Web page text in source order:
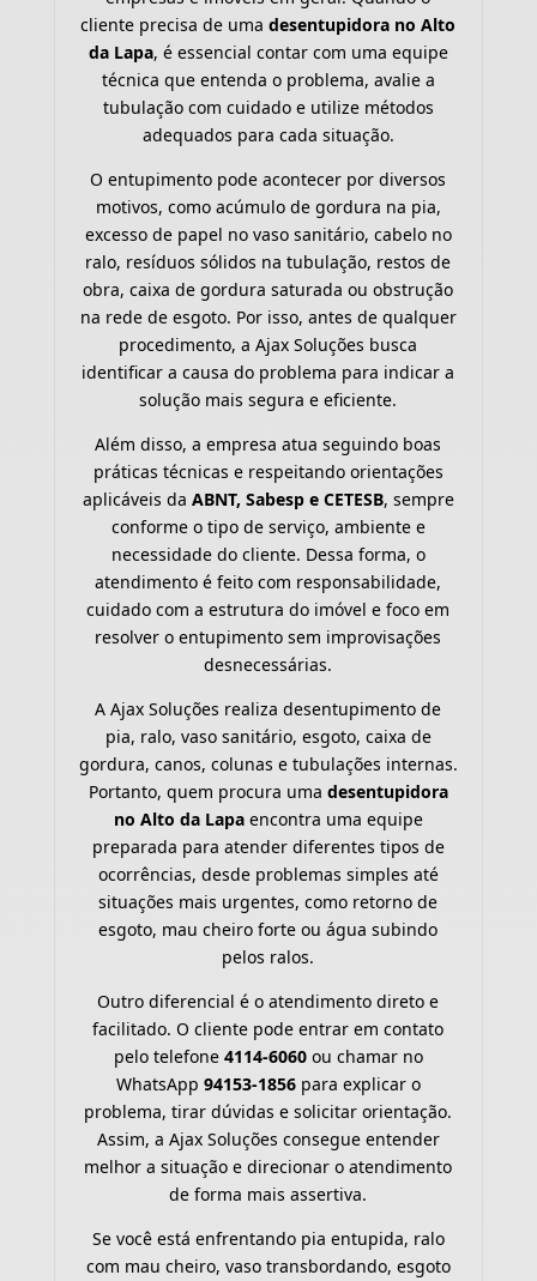
cliente precisa de umadesentupidora no Alto
da Lapa, é essencial contar com uma equipe
técnica que entenda o problema, avalie a
tubulação com cuidado e utilize métodos
adequados para cada situação.
O entupimento pode acontecer por diversos
motivos, como acúmulo de gordura na pia,
excesso de papel no vaso sanitário, cabelo no
ralo, resíduos sólidos na tubulação, restos de
obra, caixa de gordura saturada ou obstrução
na rede de esgoto. Por isso, antes de qualquer
procedimento, a Ajax Soluções busca
identificar a causa do problema para indicar a
solução mais segura e eficiente.
Além disso, a empresa atua seguindo boas
práticas técnicas e respeitando orientações
aplicáveis da ABNT, Sabesp e CETESB, sempre
conforme o tipo de serviço, ambiente e
necessidade do cliente. Dessa forma, o
atendimento é feito com responsabilidade,
cuidado com a estrutura do imóvel e foco em
resolver o entupimento sem improvisações
desnecessárias.
A Ajax Soluções realiza desentupimento de
pia, ralo, vaso sanitário, esgoto, caixa de
gordura, canos, colunas e tubulações internas.
Portanto, quem procura uma desentupidora
no Alto da Lapaencontra uma equipe
preparada para atender diferentes tipos de
ocorrências, desde problemas simples até
situações mais urgentes, como retorno de
esgoto, mau cheiro forte ou água subindo
pelos ralos.
Outro diferencial é o atendimento direto e
facilitado. O cliente pode entrar em contato
pelo telefone 4114-6060ou chamar no
WhatsApp 94153-1856para explicar o
problema, tirar dúvidas e solicitar orientação.
Assim, a Ajax Soluções consegue entender
melhor a situação e direcionar o atendimento
de forma mais assertiva.
Se você está enfrentando pia entupida, ralo
com mau cheiro, vaso transbordando, esgoto